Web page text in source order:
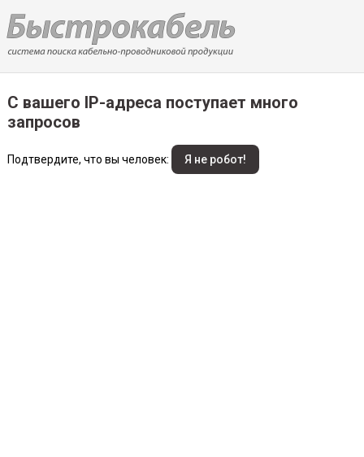
С вашего IP-адреса поступает много
запросов
Подтвердите, что вы человек: